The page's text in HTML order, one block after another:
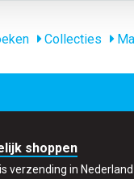
Collecties
shoppen
verzending in